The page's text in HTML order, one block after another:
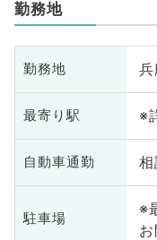
勤務地
勤務地
最寄り駅 ※
自動車通勤
駐車場
※